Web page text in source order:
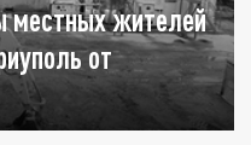
местных жителей
от